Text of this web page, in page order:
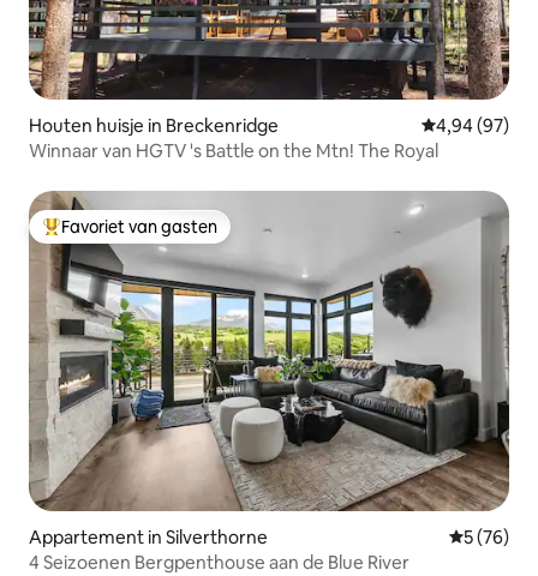
Houten huisje in Breckenridge Gemiddelde
4,94 (97)
Winnaar van HGTV 's Battle on the Mtn! The Royal
Topfavoriet van gasten
Favoriet van gasten
Appartement in Silverthorne
5 (76)
4 Seizoenen Bergpenthouse aan de Blue River